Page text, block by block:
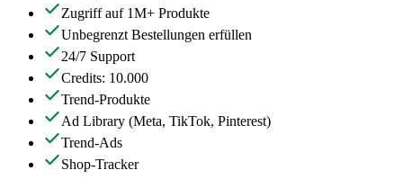
Zugriff auf 1M+ Produkte
Unbegrenzt Bestellungen erfüllen
24/7 Support
Credits: 10.000
Trend-Produkte
Ad Library (Meta, TikTok, Pinterest)
Trend-Ads
Shop-Tracker